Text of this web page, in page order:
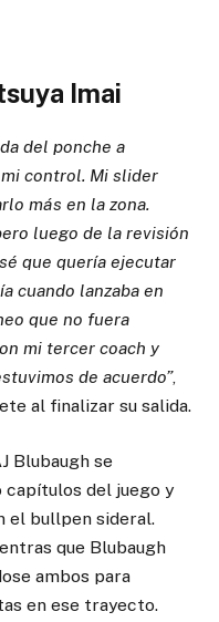
Imai
del ponche a
control. Mi slider
más en la zona.
luego de la revisión
que quería ejecutar
cuando lanzaba en
que no fuera
mi tercer coach y
de acuerdo”,
al finalizar su salida.
Blubaugh se
capítulos del juego y
el bullpen sideral.
que Blubaugh
ambos para
en ese trayecto.